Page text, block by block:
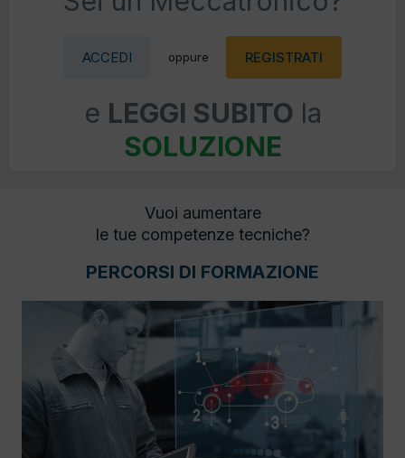
ACCEDI oppure REGISTRATI
e LEGGI SUBITO la
SOLUZIONE
Vuoi aumentare
le tue competenze tecniche?
PERCORSI DI FORMAZIONE